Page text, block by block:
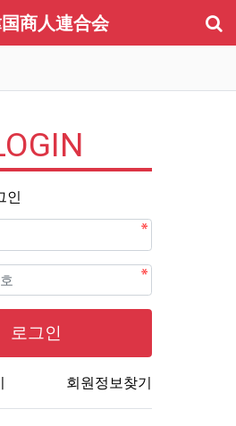
商人連合会
인
로그인
회원정보찾기